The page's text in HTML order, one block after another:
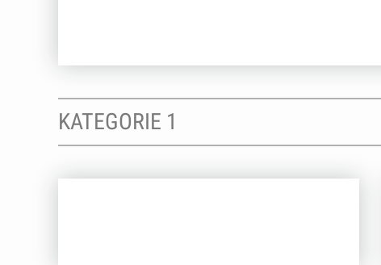
KATEGORIE 1